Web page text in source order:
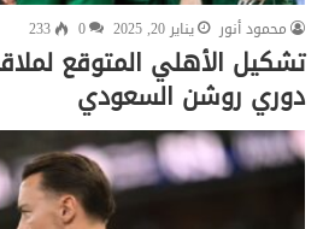
محمود أنور
يناير 20, 2025 0
233
تشكيل الأهلي المتوقع
دوري روشن السعودي